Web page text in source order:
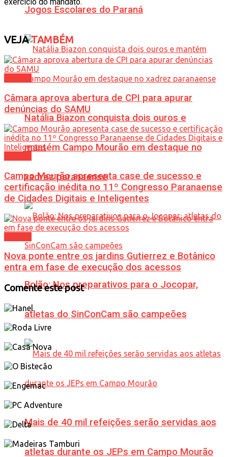
Jogos Escolares do Paraná
Natália Biazon conquista dois ouros e
mantém Campo Mourão em destaque no
xadrez paranaense
Bolão: Nos preparativos para o Jocopar,
atletas do SinConCam são campeões
Mais de 40 mil refeições serão servidas aos
atletas durante os JEPs em Campo Mourão
VEJATAMBÉM
Câmara aprova abertura de CPI para apurar
denúncias do SAMU
Campo Mourão apresenta case de sucesso e
certificação inédita no 11º Congresso Paranaense
de Cidades Digitais e Inteligentes
Nova ponte entre os jardins Gutierrez e Botânico
entra em fase de execução dos acessos
Comente este post